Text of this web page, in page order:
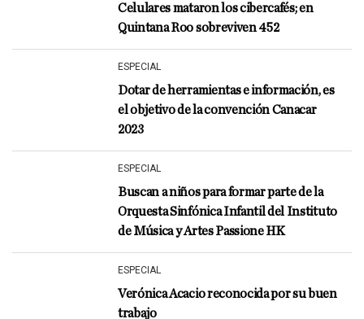
Celulares mataron los cibercafés; en
Quintana Roo sobreviven 452
ESPECIAL
Dotar de herramientas e información, es
el objetivo de la convención Canacar
2023
ESPECIAL
Buscan a niños para formar parte de la
Orquesta Sinfónica Infantil del Instituto
de Música y Artes Passione HK
ESPECIAL
Verónica Acacio reconocida por su buen
trabajo